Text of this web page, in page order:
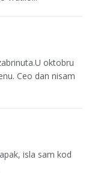
oktobru
Ceo dan nisam
isla sam kod